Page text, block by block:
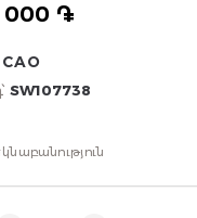
000 ֏
SW107738